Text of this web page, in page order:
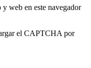
web en este navegador
el CAPTCHA por